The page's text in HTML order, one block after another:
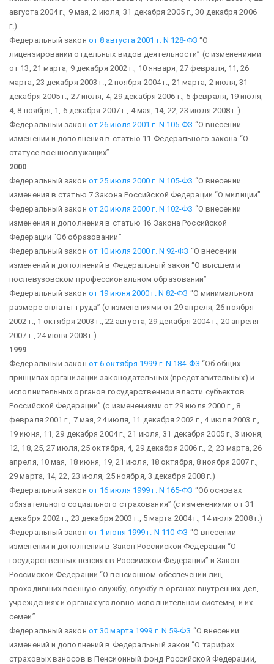
августа 2004 г., 9 мая, 2 июля, 31 декабря 2005 г., 30 декабря 2006
г.)
Федеральный закон от 8 августа 2001 г. N 128-ФЗ “О
лицензировании отдельных видов деятельности” (с изменениями
от 13, 21 марта, 9 декабря 2002 г., 10 января, 27 февраля, 11, 26
марта, 23 декабря 2003 г., 2 ноября 2004 г., 21 марта, 2 июля, 31
декабря 2005 г., 27 июля, 4, 29 декабря 2006 г., 5 февраля, 19 июля,
4, 8 ноября, 1, 6 декабря 2007 г., 4 мая, 14, 22, 23 июля 2008 г.)
Федеральный закон от 26 июля 2001 г. N 105-ФЗ “О внесении
изменений и дополнения в статью 11 Федерального закона “О
статусе военнослужащих”
2000
Федеральный закон от 25 июля 2000 г. N 105-ФЗ “О внесении
изменения в статью 7 Закона Российской Федерации “О милиции”
Федеральный закон от 20 июля 2000 г. N 102-ФЗ “О внесении
изменения и дополнения в статью 16 Закона Российской
Федерации “Об образовании”
Федеральный закон от 10 июля 2000 г. N 92-ФЗ “О внесении
изменений и дополнений в Федеральный закон “О высшем и
послевузовском профессиональном образовании”
Федеральный закон от 19 июня 2000 г. N 82-ФЗ “О минимальном
размере оплаты труда” (с изменениями от 29 апреля, 26 ноября
2002 г., 1 октября 2003 г., 22 августа, 29 декабря 2004 г., 20 апреля
2007 г., 24 июня 2008 г.)
1999
Федеральный закон от 6 октября 1999 г. N 184-ФЗ “Об общих
принципах организации законодательных (представительных) и
исполнительных органов государственной власти субъектов
Российской Федерации” (с изменениями от 29 июля 2000 г., 8
февраля 2001 г., 7 мая, 24 июля, 11 декабря 2002 г., 4 июля 2003 г.,
19 июня, 11, 29 декабря 2004 г., 21 июля, 31 декабря 2005 г., 3 июня,
12, 18, 25, 27 июля, 25 октября, 4, 29 декабря 2006 г., 2, 23 марта, 26
апреля, 10 мая, 18 июня, 19, 21 июля, 18 октября, 8 ноября 2007 г.,
29 марта, 14, 22, 23 июля, 25 ноября, 3 декабря 2008 г.)
Федеральный закон от 16 июля 1999 г. N 165-ФЗ “Об основах
обязательного социального страхования” (с изменениями от 31
декабря 2002 г., 23 декабря 2003 г., 5 марта 2004 г., 14 июля 2008 г.)
Федеральный закон от 1 июня 1999 г. N 110-ФЗ “О внесении
изменений и дополнений в Закон Российской Федерации “О
государственных пенсиях в Российской Федерации” и Закон
Российской Федерации “О пенсионном обеспечении лиц,
проходивших военную службу, службу в органах внутренних дел,
учреждениях и органах уголовно-исполнительной системы, и их
семей”
Федеральный закон от 30 марта 1999 г. N 59-ФЗ “О внесении
изменений и дополнений в Федеральный закон “О тарифах
страховых взносов в Пенсионный фонд Российской Федерации,